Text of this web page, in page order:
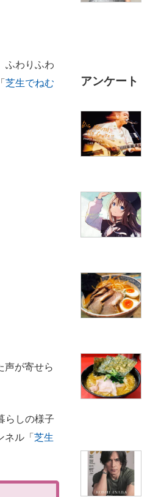
ふわりふわ
芝生でねむ
声が寄せら
らしの様子
ネル「 芝生
アンケート